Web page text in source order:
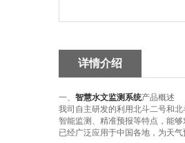
详情介绍
一、 智慧水文监测系统产品概述
我司自主研发的利用北斗二号和
智能监测、精准预报等特点，能
已经广泛应用于中国各地，为天